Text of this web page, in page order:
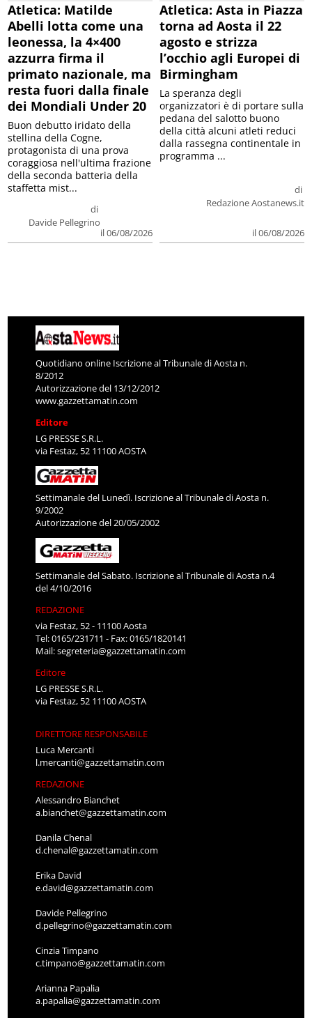
Atletica: Matilde
Abelli lotta come una
leonessa, la 4×400
azzurra firma il
primato nazionale, ma
resta fuori dalla finale
dei Mondiali Under 20
di
Davide Pellegrino
il 06/08/2026
Buon debutto iridato della
stellina della Cogne,
protagonista di una prova
coraggiosa nell'ultima frazione
della seconda batteria della
staffetta mist...
Atletica: Asta in Piazza
torna ad Aosta il 22
agosto e strizza
l’occhio agli Europei di
Birmingham
di
Redazione Aostanews.it
il 06/08/2026
La speranza degli
organizzatori è di portare sulla
pedana del salotto buono
della città alcuni atleti reduci
dalla rassegna continentale in
programma ...
Quotidiano online Iscrizione al Tribunale di Aosta n.
8/2012
Autorizzazione del 13/12/2012
www.gazzettamatin.com
Editore
LG PRESSE S.R.L.
via Festaz, 52 11100 AOSTA
Settimanale del Lunedì. Iscrizione al Tribunale di Aosta n.
9/2002
Autorizzazione del 20/05/2002
Settimanale del Sabato. Iscrizione al Tribunale di Aosta n.4
del 4/10/2016
REDAZIONE
via Festaz, 52 - 11100 Aosta
Tel: 0165/231711 - Fax: 0165/1820141
Mail:segreteria@gazzettamatin.com
Editore
LG PRESSE S.R.L.
via Festaz, 52 11100 AOSTA
DIRETTORE RESPONSABILE
Luca Mercanti
l.mercanti@gazzettamatin.com
REDAZIONE
Alessandro Bianchet
a.bianchet@gazzettamatin.com
Danila Chenal
d.chenal@gazzettamatin.com
Erika David
e.david@gazzettamatin.com
Davide Pellegrino
d.pellegrino@gazzettamatin.com
Cinzia Timpano
c.timpano@gazzettamatin.com
Arianna Papalia
a.papalia@gazzettamatin.com